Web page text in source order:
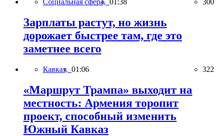
Зарплаты растут, но жизнь
дорожает быстрее там, где это
заметнее всего
Кавказ, 01:06 322
«Маршрут Трампа» выходит на
местность: Армения торопит
проект, способный изменить
Южный Кавказ